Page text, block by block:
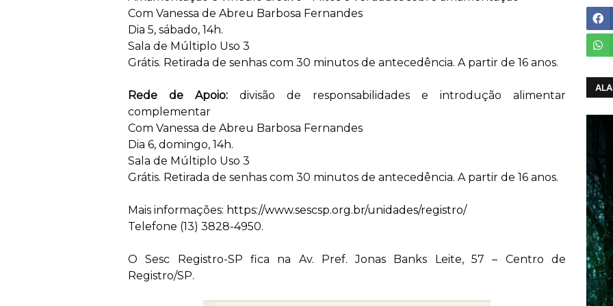
Com Vanessa de Abreu Barbosa Fernandes
Dia 5, sábado, 14h.
Sala de Múltiplo Uso 3
Grátis. Retirada de senhas com 30 minutos de antecedência. A partir de 16 anos.
Rede de Apoio: divisão de responsabilidades e introdução alimentar
complementar
Com Vanessa de Abreu Barbosa Fernandes
Dia 6, domingo, 14h.
Sala de Múltiplo Uso 3
Grátis. Retirada de senhas com 30 minutos de antecedência. A partir de 16 anos.
Mais informações: https://www.sescsp.org.br/unidades/registro/
Telefone (13) 3828-4950.
O Sesc Registro-SP fica na Av. Pref. Jonas Banks Leite, 57 – Centro de
Registro/SP.